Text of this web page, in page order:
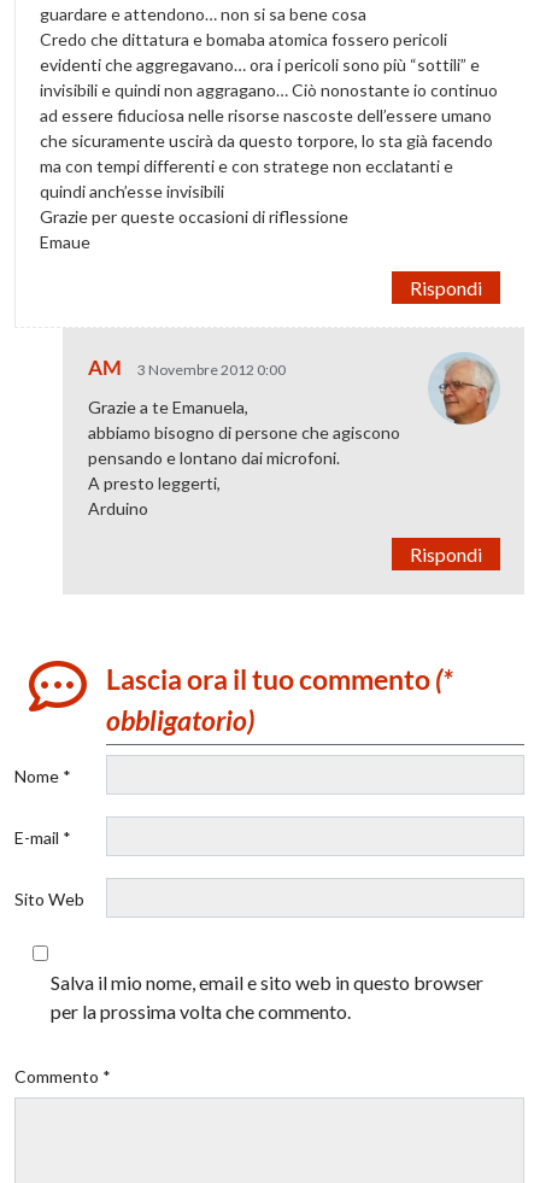
guardare e attendono… non si sa bene cosa
Credo che dittatura e bomaba atomica fossero pericoli
evidenti che aggregavano… ora i pericoli sono più “sottili” e
invisibili e quindi non aggragano… Ciò nonostante io continuo
ad essere fiduciosa nelle risorse nascoste dell’essere umano
che sicuramente uscirà da questo torpore, lo sta già facendo
ma con tempi differenti e con stratege non ecclatanti e
quindi anch’esse invisibili
Grazie per queste occasioni di riflessione
Emaue
Rispondi
AM 3 Novembre 2012 0:00
Grazie a te Emanuela,
abbiamo bisogno di persone che agiscono
pensando e lontano dai microfoni.
A presto leggerti,
Arduino
Rispondi
Lascia ora il tuo commento(*
obbligatorio)
Nome *
E-mail *
Sito Web
Salva il mio nome, email e sito web in questo browser
per la prossima volta che commento.
Commento *